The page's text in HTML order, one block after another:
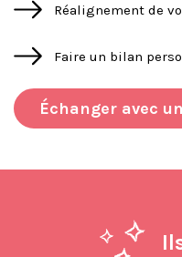
Réalignement de
Faire un bilan
Échanger avec